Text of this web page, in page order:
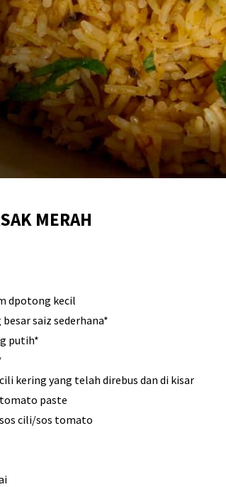
MERAH
dpotong kecil
saiz sederhana*
putih*
kering yang telah direbus dan di kisar
tomato paste
sos cili/sos tomato